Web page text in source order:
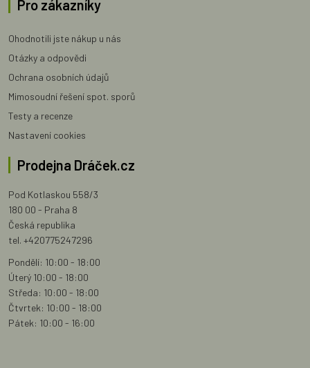
Pro zákazníky
Ohodnotili jste nákup u nás
Otázky a odpovědi
Ochrana osobních údajů
Mimosoudní řešení spot. sporů
Testy a recenze
Nastavení cookies
Prodejna Dráček.cz
Pod Kotlaskou 558/3
180 00 - Praha 8
Česká republika
tel. +420775247296
Pondělí: 10:00 - 18:00
Úterý 10:00 - 18:00
Středa: 10:00 - 18:00
Čtvrtek: 10:00 - 18:00
Pátek: 10:00 - 16:00